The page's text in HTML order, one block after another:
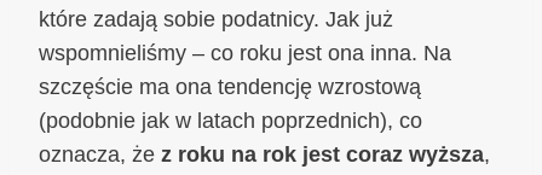
które zadają sobie podatnicy. Jak już
wspomnieliśmy – co roku jest ona inna. Na
szczęście ma ona tendencję wzrostową
(podobnie jak w latach poprzednich), co
oznacza, że z roku na rok jest coraz wyższa,